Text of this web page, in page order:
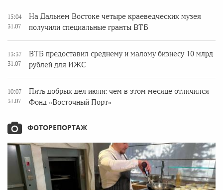
15:04
31.07
На Дальнем Востоке четыре краеведческих музея
получили специальные гранты ВТБ
13:37
31.07
ВТБ предоставил среднему и малому бизнесу 10 млрд
рублей для ИЖС
10:07
31.07
Пять добрых дел июля: чем в этом месяце отличился
Фонд «Восточный Порт»
ФОТОРЕПОРТАЖ